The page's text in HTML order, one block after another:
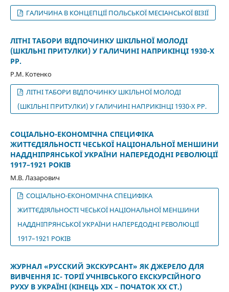
ГАЛИЧИНА В КОНЦЕПЦІЇ ПОЛЬСЬКОЇ МЕСІАНСЬКОЇ ВІЗІЇ
ЛІТНІ ТАБОРИ ВІДПОЧИНКУ ШКІЛЬНОЇ МОЛОДІ
(ШКІЛЬНІ ПРИТУЛКИ) У ГАЛИЧИНІ НАПРИКІНЦІ 1930-Х
РР.
Р.М. Котенко
ЛІТНІ ТАБОРИ ВІДПОЧИНКУ ШКІЛЬНОЇ МОЛОДІ
(ШКІЛЬНІ ПРИТУЛКИ) У ГАЛИЧИНІ НАПРИКІНЦІ 1930-Х РР.
СОЦІАЛЬНО-ЕКОНОМІЧНА СПЕЦИФІКА
ЖИТТЄДІЯЛЬНОСТІ ЧЕСЬКОЇ НАЦІОНАЛЬНОЇ МЕНШИНИ
НАДДНІПРЯНСЬКОЇ УКРАЇНИ НАПЕРЕДОДНІ РЕВОЛЮЦІЇ
1917–1921 РОКІВ
М.В. Лазарович
СОЦІАЛЬНО-ЕКОНОМІЧНА СПЕЦИФІКА
ЖИТТЄДІЯЛЬНОСТІ ЧЕСЬКОЇ НАЦІОНАЛЬНОЇ МЕНШИНИ
НАДДНІПРЯНСЬКОЇ УКРАЇНИ НАПЕРЕДОДНІ РЕВОЛЮЦІЇ
1917–1921 РОКІВ
ЖУРНАЛ «РУССКИЙ ЭКСКУРСАНТ» ЯК ДЖЕРЕЛО ДЛЯ
ВИВЧЕННЯ ІС- ТОРІЇ УЧНІВСЬКОГО ЕКСКУРСІЙНОГО
РУХУ В УКРАЇНІ (КІНЕЦЬ ХІХ – ПОЧАТОК ХХ СТ.)